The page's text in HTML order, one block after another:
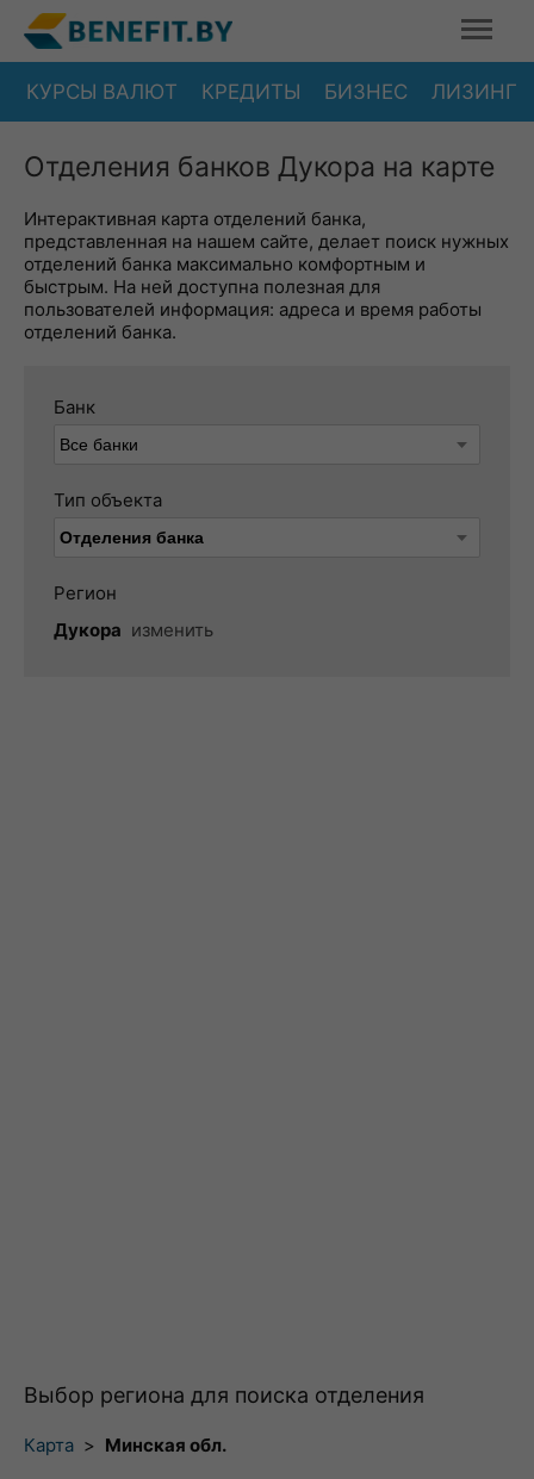
КУРСЫ ВАЛЮТ КРЕДИТЫ БИЗНЕС ЛИЗИНГ
Отделения банков Дукора на карте
Интерактивная карта отделений банка,
представленная на нашем сайте, делает поиск нужных
отделений банка максимально комфортным и
быстрым. На ней доступна полезная для
пользователей информация: адреса и время работы
отделений банка.
Банк
Тип объекта
Регион
Дукора изменить
Выбор региона для поиска отделения
Карта > Минская обл.